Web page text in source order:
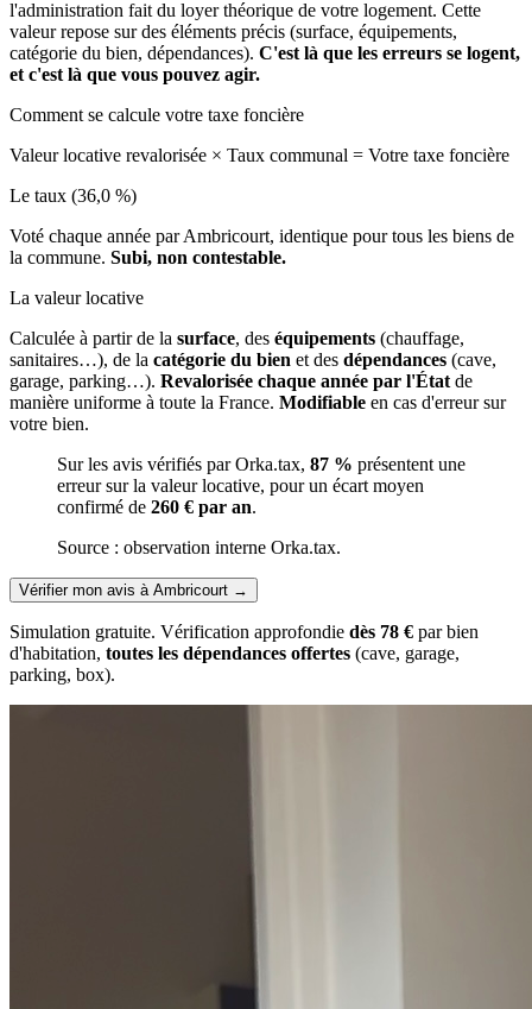
l'administration fait du loyer théorique de votre logement. Cette
valeur repose sur des éléments précis (surface, équipements,
catégorie du bien, dépendances). C'est là que les erreurs se logent,
et c'est là que vous pouvez agir.
Comment se calcule votre taxe foncière
Valeur locative revalorisée × Taux communal = Votre taxe foncière
Le taux (36,0 %)
Voté chaque année par Ambricourt, identique pour tous les biens de
la commune. Subi, non contestable.
La valeur locative
Calculée à partir de la surface, des équipements (chauffage,
sanitaires…), de la catégorie du bien et des dépendances (cave,
garage, parking…). Revalorisée chaque année par l'État de
manière uniforme à toute la France. Modifiable en cas d'erreur sur
votre bien.
Sur les avis vérifiés par Orka.tax, 87 % présentent une
erreur sur la valeur locative, pour un écart moyen
confirmé de 260 € par an.
Source : observation interne Orka.tax.
Vérifier mon avis à Ambricourt →
Simulation gratuite. Vérification approfondie dès 78 € par bien
d'habitation, toutes les dépendances offertes (cave, garage,
parking, box).